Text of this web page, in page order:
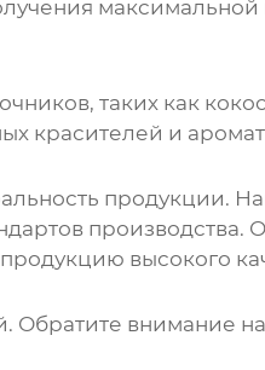
максимальной
таких как
красителей и
продукции.
производства.
высокого
Обратите внимание